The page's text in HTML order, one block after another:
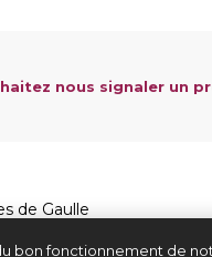
nous signaler un
de Gaulle
bon fonctionnement de